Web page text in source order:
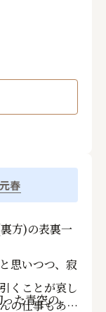
春
方)の表裏一
思いつつ、寂
た青空の
くことが哀し
の仕事もある